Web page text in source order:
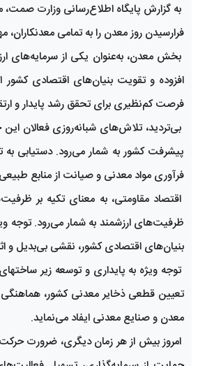
به گزارش پایگاه اطلاع‌رسانی وزارت
فرارسیدن روز معدن را به تمامی
بخش معدن، به‌عنوان یکی از سرمایه‌های
افزوده و تقویت بنیان‌های اقتصادی
فرصت کم‌نظیری برای تحقق رشد پایدار و
بی‌تردید، تلاش‌های شبانه‌روزی فعالان
پیشرفت کشور به شمار می‌رود. دستیابی به
فرآوری مواد معدنی و صیانت از منابع
اقتصاد مقاومتی، به معنای تکیه بر
ظرفیت‌های ارزشمند به شمار می‌رود. توجه
بنیان‌های اقتصادی کشور، نقشی بی‌بدیل و
توجه ویژه به پایداری و توسعه زیر
تعیین قطعی ذخایر معدنی کشور،
معدن و صنایع معدنی ایفاد می‌نماید.
امروز بیش از هر زمان دیگری، ضرورت